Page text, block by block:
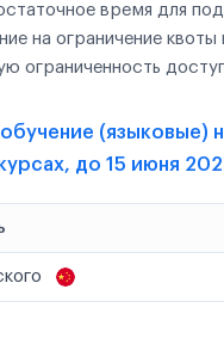
время для
на ограничение квоты
ограниченность
(языковые)
до 15 июня